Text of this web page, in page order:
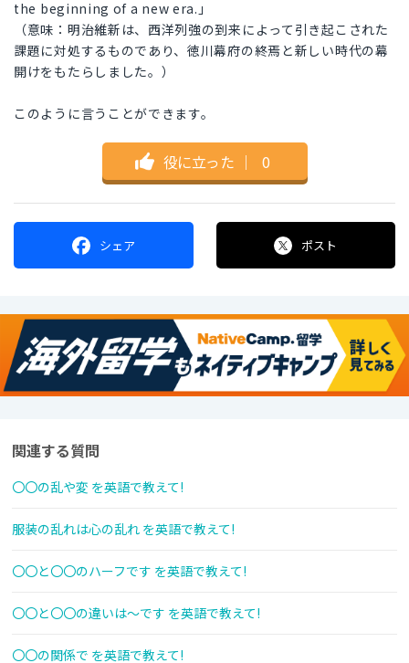
the beginning of a new era.」
（意味：明治維新は、西洋列強の到来によって引き起こされた
課題に対処するものであり、徳川幕府の終焉と新しい時代の幕
開けをもたらしました。）
このように言うことができます。
役に立った ｜ 0
シェア ポスト
関連する質問
〇〇の乱や変 を英語で教えて!
服装の乱れは心の乱れ を英語で教えて!
〇〇と〇〇のハーフです を英語で教えて!
〇〇と〇〇の違いは〜です を英語で教えて!
〇〇の関係で を英語で教えて!